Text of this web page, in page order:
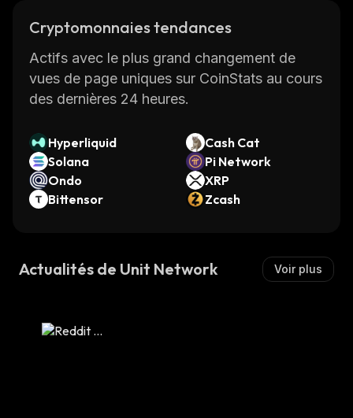
Cryptomonnaies tendances
Actifs avec le plus grand changement de
vues de page uniques sur CoinStats au cours
des dernières 24 heures.
Hyperliquid
Cash Cat
Solana
Pi Network
Ondo
XRP
Bittensor
Zcash
Actualités de Unit Network Voir plus